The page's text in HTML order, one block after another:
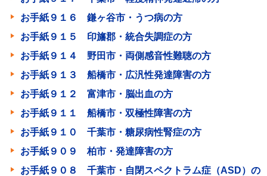
お手紙９１６ 鎌ヶ谷市・うつ病の方
お手紙９１５ 印旛郡・統合失調症の方
お手紙９１４ 野田市・両側感音性難聴の方
お手紙９１３ 船橋市・広汎性発達障害の方
お手紙９１２ 富津市・脳出血の方
お手紙９１１ 船橋市・双極性障害の方
お手紙９１０ 千葉市・糖尿病性腎症の方
お手紙９０９ 柏市・発達障害の方
お手紙９０８ 千葉市・自閉スペクトラム症（ASD）の